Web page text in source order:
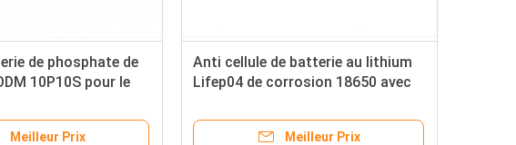
de phosphate de
10P10S pour le
Meilleur Prix
Anti cellule de batterie au lithium
Lifep04 de corrosion 18650 avec
liquides
Meilleur Prix